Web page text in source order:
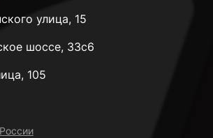
улица, 15
шоссе, 33с6
105